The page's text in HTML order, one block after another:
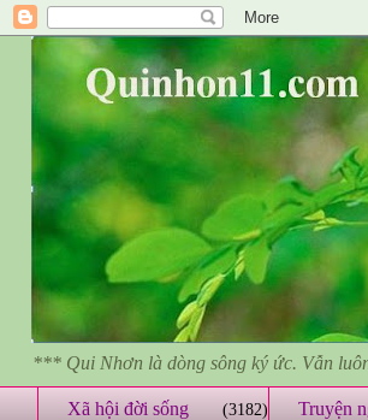
*** Qui Nhơn là dòng sông ký ức. Vẫn
Xã hội đời sống (3182) Truyện